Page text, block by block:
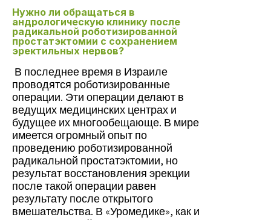
Нужно ли обращаться в
андрологическую клинику после
радикальной роботизированной
простатэктомии с сохранением
эректильных нервов?
В последнее время в Израиле
проводятся роботизированные
операции. Эти операции делают в
ведущих медицинских центрах и
будущее их многообещающе. В мире
имеется огромный опыт по
проведению роботизированной
радикальной простатэктомии, но
результат восстановления эрекции
после такой операции равен
результату после открытого
вмешательства. В «Уромедике», как и